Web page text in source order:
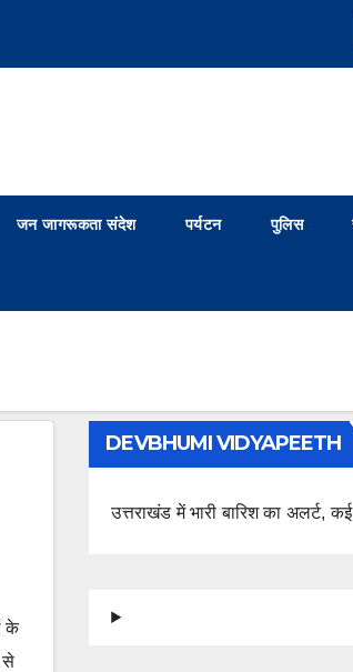
जन जागरूकता संदेश पर्यटन पुलिस
के
से
DEVBHUMI VIDYAPEETH
उत्तराखंड में भारी बारिश का अलर्ट,